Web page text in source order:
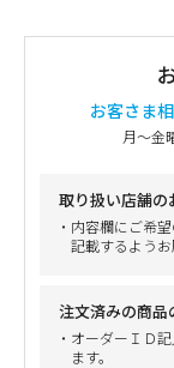
お客さま
月～金
取り扱い店舗の
・内容欄にご希
記載するようお
注文済みの商品
・オーダーＩＤ
ます。